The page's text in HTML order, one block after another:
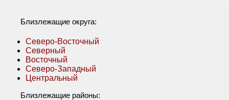
Близлежащие округа:
Северо-Восточный
Северный
Восточный
Северо-Западный
Центральный
Близлежащие районы: